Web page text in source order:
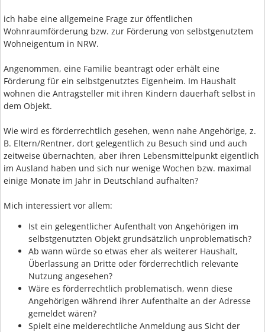
ich habe eine allgemeine Frage zur öffentlichen
Wohnraumförderung bzw. zur Förderung von selbstgenutztem
Wohneigentum in NRW.
Angenommen, eine Familie beantragt oder erhält eine
Förderung für ein selbstgenutztes Eigenheim. Im Haushalt
wohnen die Antragsteller mit ihren Kindern dauerhaft selbst in
dem Objekt.
Wie wird es förderrechtlich gesehen, wenn nahe Angehörige, z.
B. Eltern/Rentner, dort gelegentlich zu Besuch sind und auch
zeitweise übernachten, aber ihren Lebensmittelpunkt eigentlich
im Ausland haben und sich nur wenige Wochen bzw. maximal
einige Monate im Jahr in Deutschland aufhalten?
Mich interessiert vor allem:
Ist ein gelegentlicher Aufenthalt von Angehörigen im
selbstgenutzten Objekt grundsätzlich unproblematisch?
Ab wann würde so etwas eher als weiterer Haushalt,
Überlassung an Dritte oder förderrechtlich relevante
Nutzung angesehen?
Wäre es förderrechtlich problematisch, wenn diese
Angehörigen während ihrer Aufenthalte an der Adresse
gemeldet wären?
Spielt eine melderechtliche Anmeldung aus Sicht der